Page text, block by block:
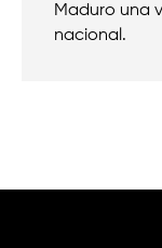
Maduro una
nacional.